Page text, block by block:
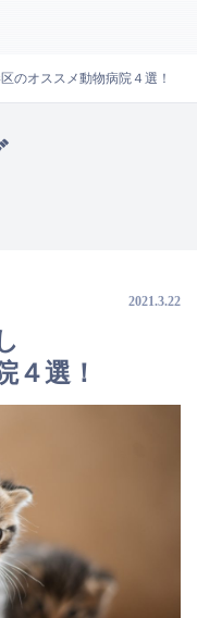
のオススメ動物病院４選！
2021.3.22
４選！